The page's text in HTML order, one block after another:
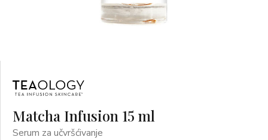
Matcha Infusion 15 ml
Serum za učvršćivanje